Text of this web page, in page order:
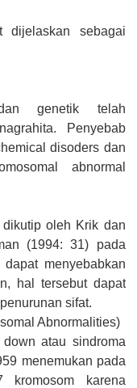
dijelaskan sebagai
genetik telah
Penyebab
disoders dan
abnormal
dikutip oleh Krik dan
(1994: 31) pada
menyebabkan
hal tersebut dapat
sifat.
Abnormalities)
atau sindroma
menemukan pada
karena